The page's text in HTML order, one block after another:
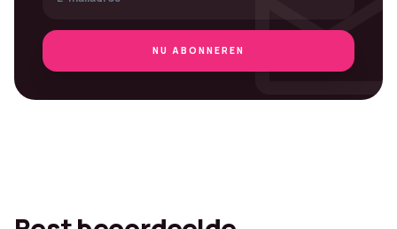
NU ABONNEREN